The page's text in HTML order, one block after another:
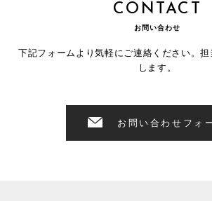
CONTACT
お問い合わせ
下記フォームより気軽にご連絡ください。
します。
お問い合わせフォ